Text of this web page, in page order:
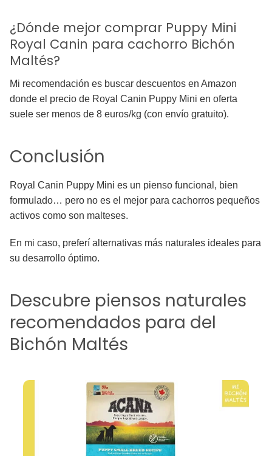
¿Dónde mejor comprar Puppy Mini
Royal Canin para cachorro Bichón
Maltés?
Mi recomendación es buscar descuentos en Amazon
donde el precio de Royal Canin Puppy Mini en oferta
suele ser menos de 8 euros/kg (con envío gratuito).
Conclusión
Royal Canin Puppy Mini es un pienso funcional, bien
formulado… pero no es el mejor para cachorros pequeños
activos como son malteses.
En mi caso, preferí alternativas más naturales ideales para
su desarrollo óptimo.
Descubre piensos naturales
recomendados para del
Bichón Maltés